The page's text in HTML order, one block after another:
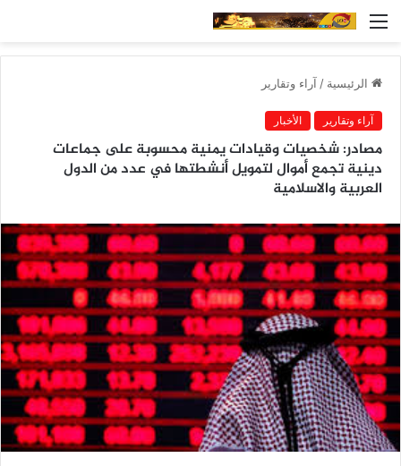
القائمة
الرئيسية / آراء وتقارير
آراء وتقارير الأخبار
مصادر: شخصيات وقيادات يمنية محسوبة على جماعات
دينية تجمع أموال لتمويل أنشطتها في عدد من الدول
العربية والاسلامية